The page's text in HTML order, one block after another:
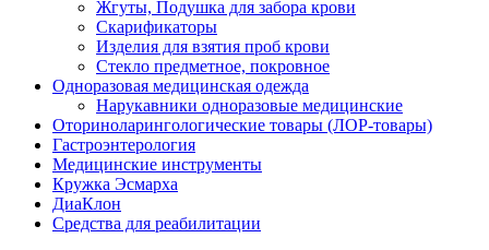
Жгуты, Подушка для забора крови
Скарификаторы
Изделия для взятия проб крови
Стекло предметное, покровное
Одноразовая медицинская одежда
Нарукавники одноразовые медицинские
Оториноларингологические товары (ЛОР-товары)
Гастроэнтерология
Медицинские инструменты
Кружка Эсмарха
ДиаКлон
Средства для реабилитации